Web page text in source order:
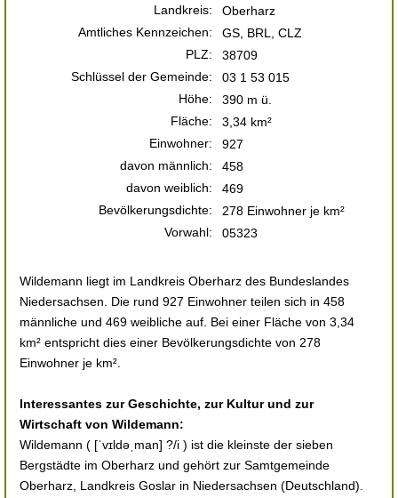
Landkreis:
Oberharz
Amtliches Kennzeichen:
GS, BRL, CLZ
PLZ:
38709
Schlüssel der Gemeinde:
03 1 53 015
Höhe:
390 m ü.
Fläche:
3,34 km²
Einwohner:
927
davon männlich:
458
davon weiblich:
469
Bevölkerungsdichte:
278 Einwohner je km²
Vorwahl:
05323
Wildemann liegt im Landkreis Oberharz des Bundeslandes
Niedersachsen. Die rund 927 Einwohner teilen sich in 458
männliche und 469 weibliche auf. Bei einer Fläche von 3,34
km² entspricht dies einer Bevölkerungsdichte von 278
Einwohner je km².
Interessantes zur Geschichte, zur Kultur und zur
Wirtschaft von Wildemann:
Wildemann ( [ˈvɪldəˌman] ?/i ) ist die kleinste der sieben
Bergstädte im Oberharz und gehört zur Samtgemeinde
Oberharz, Landkreis Goslar in Niedersachsen (Deutschland).